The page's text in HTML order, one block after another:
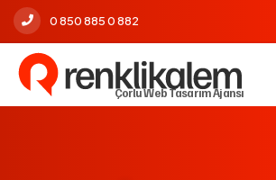
0 850 885 0 882
Çorlu Web Tasarım Ajansı